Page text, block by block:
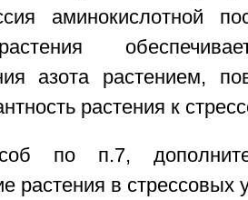
аминокислотной
азота растением,
растения к
по п.7,
растения в стрессовых